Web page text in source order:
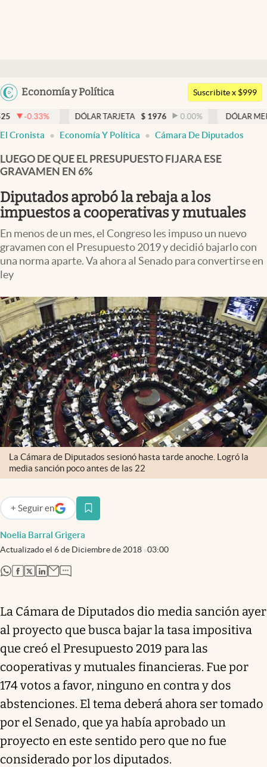
Argentina
Colombia
Economía y Política
Members
Economía y Política
Finanzas y Mercados
Mercados Online
Columnistas
Otras secciones
Apertura
Clase
Clima
Mundial 2026
Eventos Corporativos
El Cronista Studio
Mediakit
abre en nueva pestaña
Argentina
Suscribite x $999
% DÓLAR TARJETA $ 1976 0.00% DÓLAR MEP $
El Cronista Economía Y Política Cámara De Diputados
LUEGO DE QUE EL PRESUPUESTO FIJARA ESE
GRAVAMEN EN 6%
Diputados aprobó la rebaja a los
impuestos a cooperativas y mutuales
En menos de un mes, el Congreso les impuso un nuevo
gravamen con el Presupuesto 2019 y decidió bajarlo con
una norma aparte. Va ahora al Senado para convertirse en
ley
La Cámara de Diputados sesionó hasta tarde anoche. Logró la
media sanción poco antes de las 22
Noelia Barral Grigera
Actualizado el 6 de Diciembre de 2018 03:00
+ Seguir en
abre en nueva pestaña
abre en nueva pestaña
abre en nueva pestaña
abre en nueva pestaña
abre en nueva pestaña
La Cámara de Diputados dio media sanción ayer
al proyecto que busca bajar la tasa impositiva
que creó el Presupuesto 2019 para las
cooperativas y mutuales financieras. Fue por
174 votos a favor, ninguno en contra y dos
abstenciones. El tema deberá ahora ser tomado
por el Senado, que ya había aprobado un
proyecto en este sentido pero que no fue
considerado por los diputados.